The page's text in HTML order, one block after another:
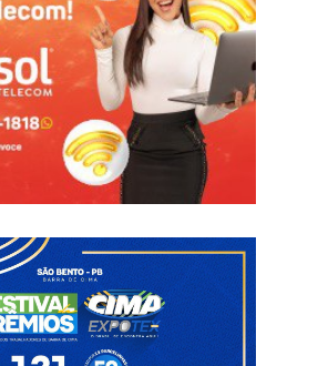
do açude, enquanto outros ainda
e praticamente imóvel, tomada pelo
do colapso ambiental que se instalou
do Instituto de Gestão das Águas do RN
capacidade para armazenar cerca de
cúbicos — não apresenta volume
última vez que sangrou foi em 2009.
das chuvas e o longo período de
ao esgotamento atual.
atinge os agricultores da região,